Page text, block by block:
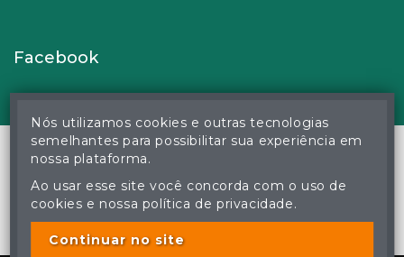
Facebook
© Gustavo Correa Pereira da Silva - Leiloeiro Público Oficial -
Matrícula nº 26 JUCEMS - Todos os direitos reservados
A cópia ou reprodução não autorizada do conteúdo deste site
poderá acarretar em penas previstas em lei.
Nós utilizamos cookies e outras tecnologias
semelhantes para possibilitar sua experiência em
nossa plataforma.
Ao usar esse site você concorda com o uso de
cookies e nossa política de privacidade.
Continuar no site